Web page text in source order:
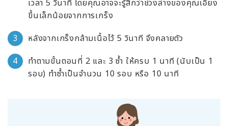
เวลา 5 วินาที โดยคุณอาจจะรู้สึกว่าช่วงล่างของคุณเอียง
ขึ้นเล็กน้อยจากการเกร็ง
หลังจากเกร็งกล้ามเนื้อไว้ 5 วินาที จึงคลายตัว
ทำตามขั้นตอนที่ 2 และ 3 ซ้ำ ให้ครบ 1 นาที (นับเป็น 1
รอบ) ทำซ้ำเป็นจำนวน 10 รอบ หรือ 10 นาที